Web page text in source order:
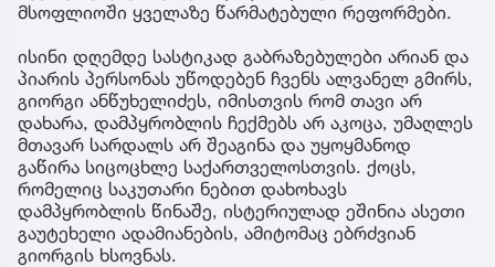
მსოფლიოში ყველაზე წარმატებული რეფორმები.
ისინი დღემდე სასტიკად გაბრაზებულები არიან და
პიარის პერსონას უწოდებენ ჩვენს ალვანელ გმირს,
გიორგი ანწუხელიძეს, იმისთვის რომ თავი არ
დახარა, დამპყრობლის ჩექმებს არ აკოცა, უმაღლეს
მთავარ სარდალს არ შეაგინა და უყოყმანოდ
გაწირა სიცოცხლე საქართველოსთვის. ქოცს,
რომელიც საკუთარი ნებით დახოხავს
დამპყრობლის წინაშე, ისტერიულად ეშინია ასეთი
გაუტეხელი ადამიანების, ამიტომაც ებრძვიან
გიორგის ხსოვნას.